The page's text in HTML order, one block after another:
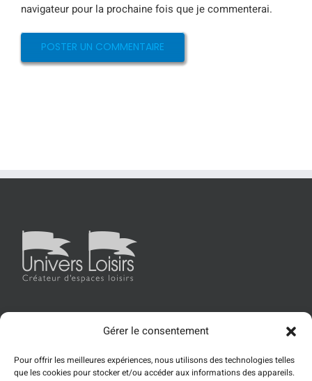
Gérer le consentement
Pour offrir les meilleures expériences, nous utilisons des technologies telles
que les cookies pour stocker et/ou accéder aux informations des appareils.
navigateur pour la prochaine fois que je commenterai.
Accueil Univers Loisirs Les produits
Références
Actualités
Contact